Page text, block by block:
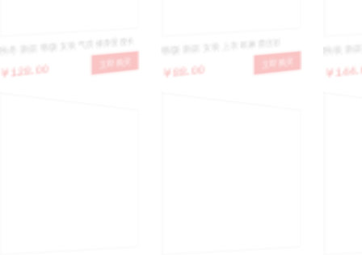
秋冬新款韩版女装气质修身显瘦长
袖连衣裙打底连衣裙 立即购买
￥128.00
立即购买
￥88.00 套长袖
￥